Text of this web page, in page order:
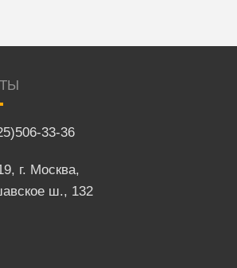
33-36
, г. Москва,
ш., 132